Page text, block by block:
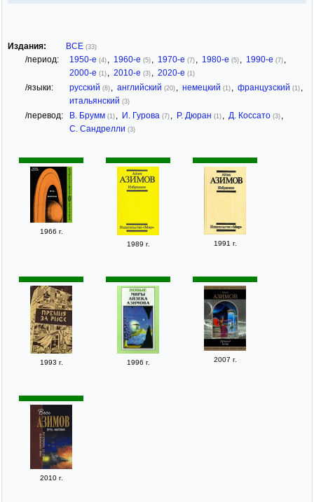
Издания: ВСЕ (33)
/период: 1950-е (4) , 1960-е (5) , 1970-е (7) , 1980-е (5) , 1990-е (7) ,
2000-е (1) , 2010-е (3) , 2020-е (1)
/языки: русский (8) , английский (20) , немецкий (1) , французский (1) ,
итальянский (3)
/перевод: В. Брумм (1) , И. Гурова (7) , Р. Дюран (1) , Д. Коссато (3) ,
С. Сандрелли (3)
1966 г.
1989 г.
1991 г.
1993 г. 1996 г. 2007 г.
2010 г.